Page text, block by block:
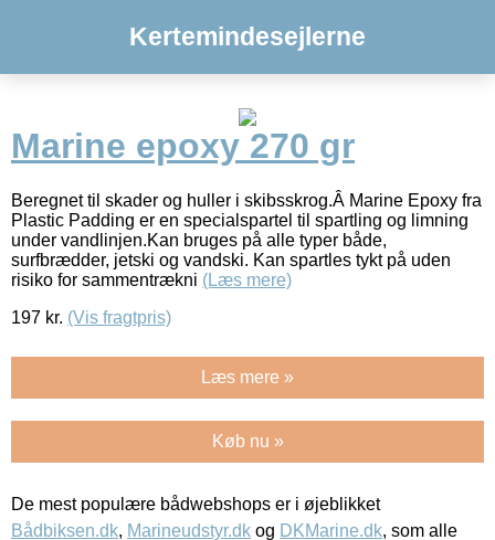
Kertemindesejlerne
Marine epoxy 270 gr
Beregnet til skader og huller i skibsskrog.Â Marine Epoxy fra
Plastic Padding er en specialspartel til spartling og limning
under vandlinjen.Kan bruges på alle typer både,
surfbrædder, jetski og vandski. Kan spartles tykt på uden
risiko for sammentrækni (Læs mere)
197 kr. (Vis fragtpris)
Læs mere »
Køb nu »
De mest populære bådwebshops er i øjeblikket
Bådbiksen.dk, Marineudstyr.dk og DKMarine.dk, som alle